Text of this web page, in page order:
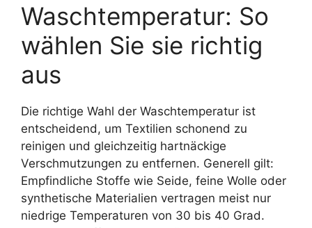
Waschtemperatur: So
wählen Sie sie richtig
aus
Die richtige Wahl der Waschtemperatur ist
entscheidend, um Textilien schonend zu
reinigen und gleichzeitig hartnäckige
Verschmutzungen zu entfernen. Generell gilt:
Empfindliche Stoffe wie Seide, feine Wolle oder
synthetische Materialien vertragen meist nur
niedrige Temperaturen von 30 bis 40 Grad.